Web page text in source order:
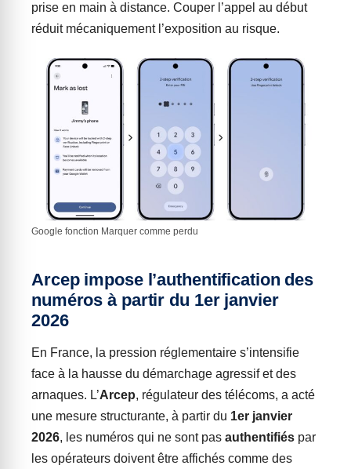
prise en main à distance. Couper l’appel au début
réduit mécaniquement l’exposition au risque.
Google fonction Marquer comme perdu
Arcep impose l’authentification des
numéros à partir du 1er janvier
2026
En France, la pression réglementaire s’intensifie
face à la hausse du démarchage agressif et des
arnaques. L’Arcep, régulateur des télécoms, a acté
une mesure structurante, à partir du 1er janvier
2026, les numéros qui ne sont pas authentifiés par
les opérateurs doivent être affichés comme des